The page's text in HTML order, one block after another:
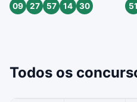
09 27 57 14 30 51
Todos os